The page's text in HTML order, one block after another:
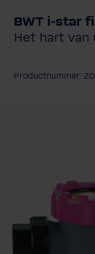
BWT i-star
Het hart van
Productnummer: